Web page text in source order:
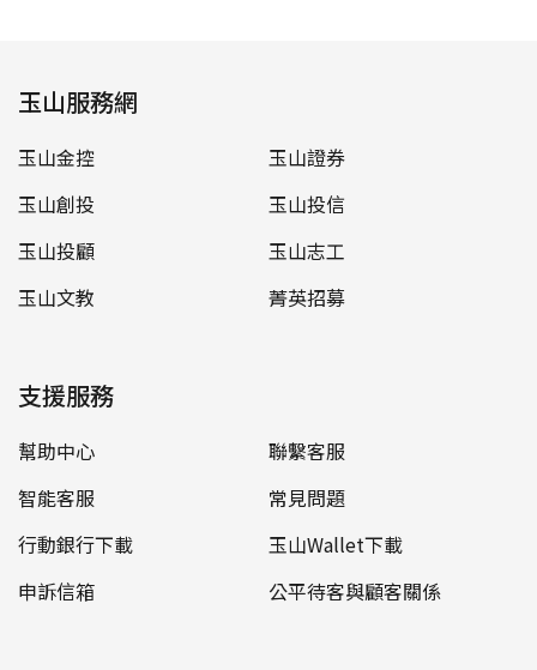
玉山服務網
玉山金控
玉山證券
玉山創投
玉山投信
玉山投顧
玉山志工
玉山文教
菁英招募
支援服務
幫助中心
聯繫客服
智能客服
常見問題
行動銀行下載
玉山Wallet下載
申訴信箱
公平待客與顧客關係